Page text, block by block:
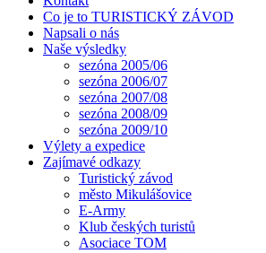
Co je to TURISTICKÝ ZÁVOD
Napsali o nás
Naše výsledky
sezóna 2005/06
sezóna 2006/07
sezóna 2007/08
sezóna 2008/09
sezóna 2009/10
Výlety a expedice
Zajímavé odkazy
Turistický závod
město Mikulášovice
E-Army
Klub českých turistů
Asociace TOM